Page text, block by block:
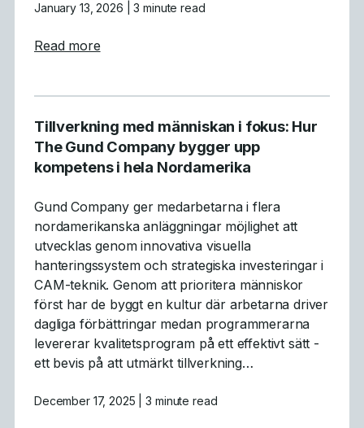
January 13, 2026 | 3 minute read
Read moreabout Medicinsk formtillverkning med hög
Tillverkning med människan i fokus: Hur
The Gund Company bygger upp
kompetens i hela Nordamerika
Gund Company ger medarbetarna i flera
nordamerikanska anläggningar möjlighet att
utvecklas genom innovativa visuella
hanteringssystem och strategiska investeringar i
CAM-teknik. Genom att prioritera människor
först har de byggt en kultur där arbetarna driver
dagliga förbättringar medan programmerarna
levererar kvalitetsprogram på ett effektivt sätt -
ett bevis på att utmärkt tillverkning…
December 17, 2025 | 3 minute read